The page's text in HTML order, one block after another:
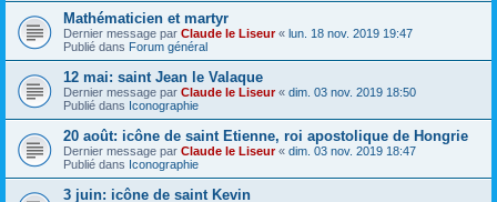
Mathématicien et martyr
Dernier message par Claude le Liseur« lun. 18 nov. 2019 19:47
Publié dans Forum général
12 mai: saint Jean le Valaque
Dernier message par Claude le Liseur« dim. 03 nov. 2019 18:50
Publié dans Iconographie
20 août: icône de saint Etienne, roi apostolique de Hongrie
Dernier message par Claude le Liseur« dim. 03 nov. 2019 18:47
Publié dans Iconographie
3 juin: icône de saint Kevin